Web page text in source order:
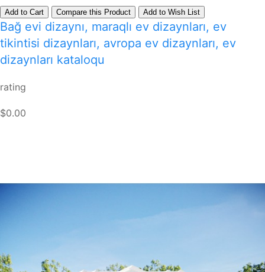
Add to Cart Compare this Product Add to Wish List
Bağ evi dizaynı, maraqlı ev dizaynları, ev
tikintisi dizaynları, avropa ev dizaynları, ev
dizaynları kataloqu
rating
$0.00